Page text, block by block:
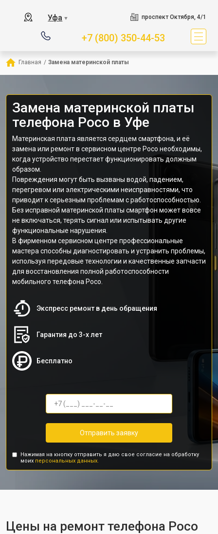
Уфа ▼ проспект Октября, 4/1
+7 (800) 350-44-53
Главная / Замена материнской платы
Замена материнской платы
телефона Poco в Уфе
Материнская плата является сердцем смартфона, и её
замена или ремонт в сервисном центре Poco необходимы,
когда устройство перестает функционировать должным
образом.
Повреждения могут быть вызваны водой, падением,
перегревом или электрическими неисправностями, что
приводит к серьезным проблемам с работоспособностью.
Без исправной материнской платы смартфон может вовсе
не включаться, терять сигнал или испытывать другие
функциональные нарушения.
В фирменном сервисном центре профессиональные
мастера способны диагностировать и устранить проблемы,
используя передовые технологии и качественные запчасти
для восстановления полной работоспособности
мобильного телефона Poco.
Экспресс ремонт в день обращения
Гарантия до 3-х лет
Бесплатно
Отправить заявку
Нажимая на кнопку отправить я даю свое согласие на обработку
моих персональных данных.
Цены на ремонт телефона Poco